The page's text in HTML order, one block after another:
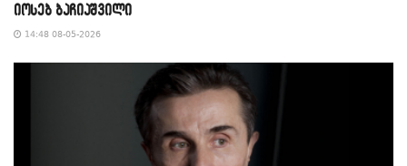
იოსებ ბაჩიაშვილი
14:48 08-05-2026